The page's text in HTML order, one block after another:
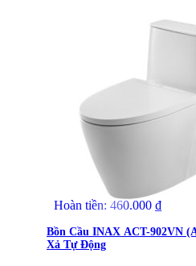
Hoàn tiền: 460.000 ₫
Bồn Cầu INAX ACT-902VN
Xả Tự Động